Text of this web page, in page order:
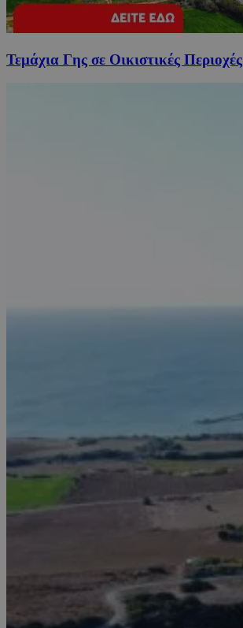
Τεμάχια Γης σε Οικιστικές Περιοχές